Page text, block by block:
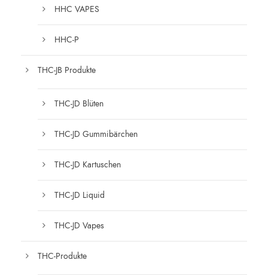
HHC VAPES
HHC-P
THC-JB Produkte
THC-JD Blüten
THC-JD Gummibärchen
THC-JD Kartuschen
THC-JD Liquid
THC-JD Vapes
THC-Produkte